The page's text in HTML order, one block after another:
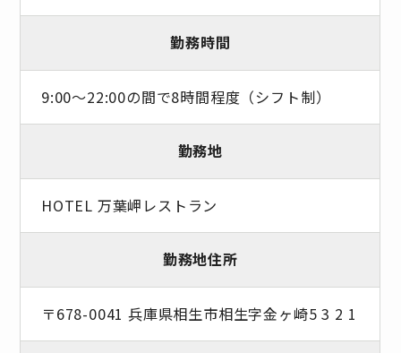
勤務時間
9:00〜22:00の間で8時間程度（シフト制）
勤務地
HOTEL 万葉岬レストラン
勤務地住所
〒678-0041 兵庫県相生市相生字金ヶ崎5 3 2 1